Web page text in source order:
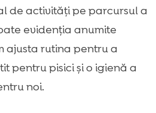
de activități pe parcursul a
evidenția anumite
ajusta rutina pentru a
pentru pisici și o igienă a
noi.